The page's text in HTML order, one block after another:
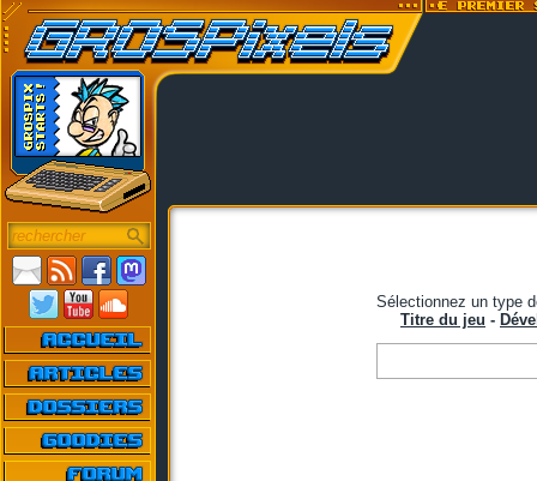
Sélectionnez un type
Titre du jeu -